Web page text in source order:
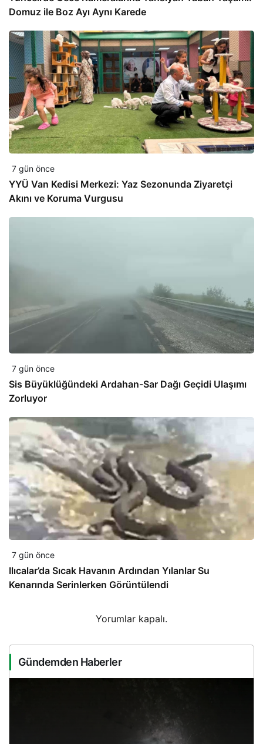
Domuz ile Boz Ayı Aynı Karede
7 gün önce
YYÜ Van Kedisi Merkezi: Yaz Sezonunda Ziyaretçi
Akını ve Koruma Vurgusu
7 gün önce
Sis Büyüklüğündeki Ardahan-Sar Dağı Geçidi Ulaşımı
Zorluyor
7 gün önce
Ilıcalar’da Sıcak Havanın Ardından Yılanlar Su
Kenarında Serinlerken Görüntülendi
Yorumlar kapalı.
Gündemden Haberler